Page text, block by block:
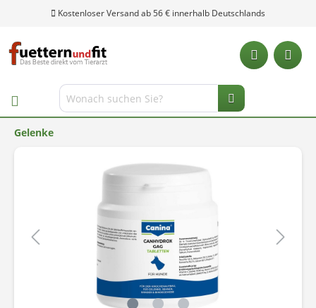
Kostenloser Versand ab 56 € innerhalb Deutschlands
Gelenke